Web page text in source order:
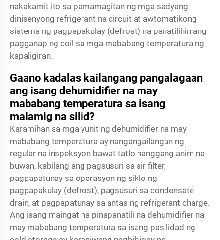
nakakamit ito sa pamamagitan ng mga sadyang
dinisenyong refrigerant na circuit at awtomatikong
sistema ng pagpapakulay (defrost) na panatilihin ang
pagganap ng coil sa mga mababang temperatura ng
kapaligiran.
Gaano kadalas kailangang pangalagaan
ang isang dehumidifier na may
mababang temperatura sa isang
malamig na silid?
Karamihan sa mga yunit ng dehumidifier na may
mababang temperatura ay nangangailangan ng
regular na inspeksyon bawat tatlo hanggang anim na
buwan, kabilang ang pagsusuri sa air filter,
pagpapatunay sa operasyon ng siklo ng
pagpapakulay (defrost), pagsusuri sa condensate
drain, at pagpapatunay sa antas ng refrigerant charge.
Ang isang maingat na pinapanatili na dehumidifier na
may mababang temperatura sa isang pasilidad ng